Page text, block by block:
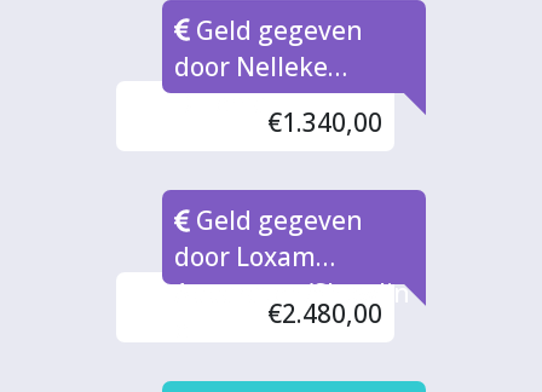
Proeflokalen
Geld gegeven
door Nelleke
Dillema
€1.340,00
Geld gegeven
door Loxam
Apparaten/Showlin
€2.480,00